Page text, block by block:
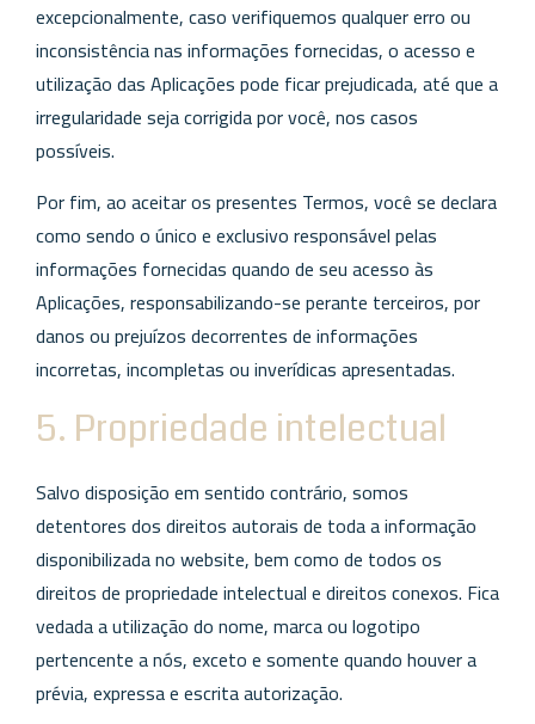
excepcionalmente, caso verifiquemos qualquer erro ou
inconsistência nas informações fornecidas, o acesso e
utilização das Aplicações pode ficar prejudicada, até que a
irregularidade seja corrigida por você, nos casos
possíveis.
Por fim, ao aceitar os presentes Termos, você se declara
como sendo o único e exclusivo responsável pelas
informações fornecidas quando de seu acesso às
Aplicações, responsabilizando-se perante terceiros, por
danos ou prejuízos decorrentes de informações
incorretas, incompletas ou inverídicas apresentadas.
5. Propriedade intelectual
Salvo disposição em sentido contrário, somos
detentores dos direitos autorais de toda a informação
disponibilizada no website, bem como de todos os
direitos de propriedade intelectual e direitos conexos. Fica
vedada a utilização do nome, marca ou logotipo
pertencente a nós, exceto e somente quando houver a
prévia, expressa e escrita autorização.